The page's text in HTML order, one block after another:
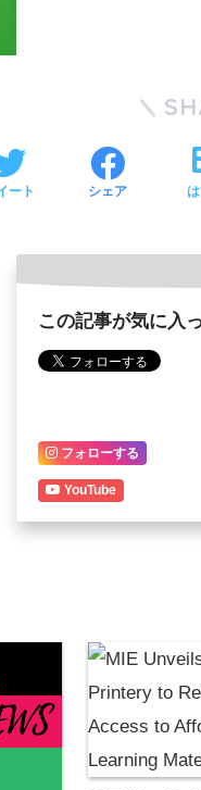
ート シェア
この記事が気に入
フォローする
YouTube